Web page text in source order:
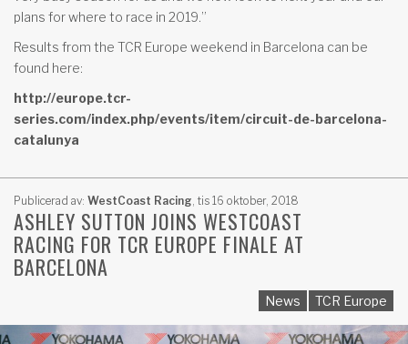
plans for where to race in 2019.”
Results from the TCR Europe weekend in Barcelona can be
found here:
http://europe.tcr-
series.com/index.php/events/item/circuit-de-barcelona-
catalunya
Publicerad av: WestCoast Racing, tis 16 oktober, 2018
ASHLEY SUTTON JOINS WESTCOAST
RACING FOR TCR EUROPE FINALE AT
BARCELONA
News TCR Europe